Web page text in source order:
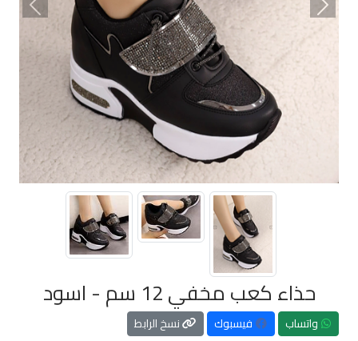
السابق التالي
حذاء كعب مخفي 12 سم - اسود
واتساب فيسبوك نسخ الرابط